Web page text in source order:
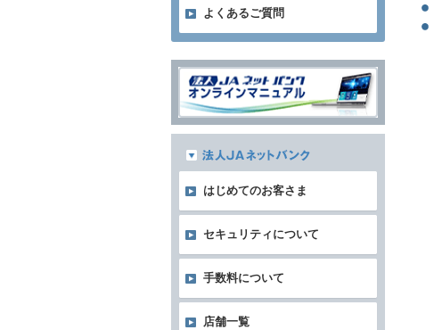
よくあるご質問
はじめてのお客さま
セキュリティについて
手数料について
店舗一覧